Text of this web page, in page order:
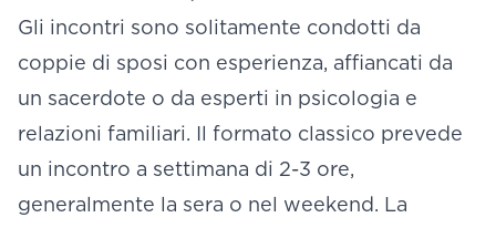
Gli incontri sono solitamente condotti da
coppie di sposi con esperienza, affiancati da
un sacerdote o da esperti in psicologia e
relazioni familiari. Il formato classico prevede
un incontro a settimana di 2-3 ore,
generalmente la sera o nel weekend. La